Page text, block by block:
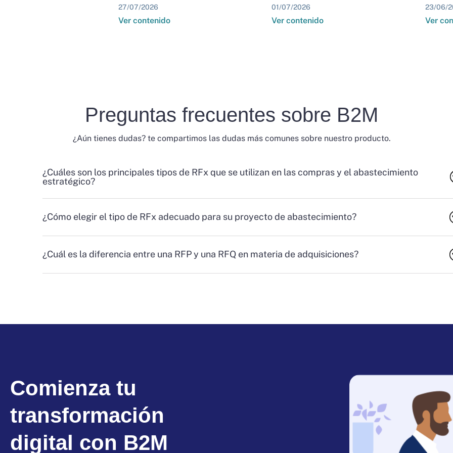
27/07/2026
Ver contenido
01/07/2026
Ver contenido
23/06/
Ver
Preguntas frecuentes sobre B2M
¿Aún tienes dudas? te compartimos las dudas más comunes sobre nuestro producto.
¿Cuáles son los principales tipos de RFx que se utilizan en las compras y el abastecimiento
estratégico?
¿Cómo elegir el tipo de RFx adecuado para su proyecto de abastecimiento?
¿Cuál es la diferencia entre una RFP y una RFQ en materia de adquisiciones?
Comienza tu
transformación
digital con B2M